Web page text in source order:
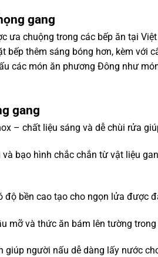
gang
ưa chuộng trong các bếp ăn tại
bếp thêm sáng bóng hơn, kèm với
các món ăn phương Đông như
gang
– chất liệu sáng và dễ chùi rửa
bạo hình chắc chắn từ vật liệu
bền cao tạo cho ngọn lửa được
mỡ và thức ăn bám lên tường
giúp người nấu dễ dàng lấy nước